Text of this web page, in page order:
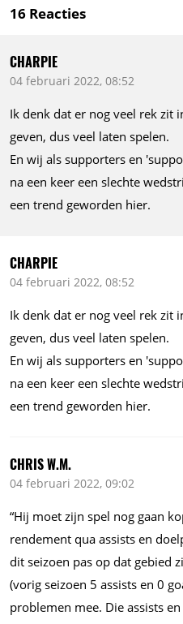
16 Reacties
CHARPIE
04 februari 2022, 08:52
Ik denk dat er nog veel rek zit
geven, dus veel laten spelen.
En wij als supporters en
na een keer een slechte
een trend geworden hier.
CHARPIE
04 februari 2022, 08:52
Ik denk dat er nog veel rek zit
geven, dus veel laten spelen.
En wij als supporters en
na een keer een slechte
een trend geworden hier.
CHRIS W.M.
04 februari 2022, 09:02
“Hij moet zijn spel nog gaan
rendement qua assists en
dit seizoen pas op dat gebied
(vorig seizoen 5 assists en 0
problemen mee. Die assists